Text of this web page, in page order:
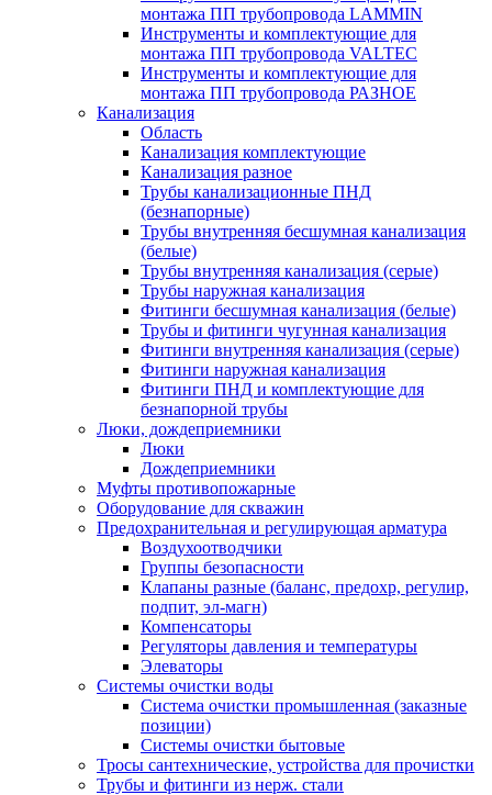
монтажа ПП трубопровода LAMMIN
Инструменты и комплектующие для
монтажа ПП трубопровода VALTEC
Инструменты и комплектующие для
монтажа ПП трубопровода РАЗНОЕ
Канализация
Область
Канализация комплектующие
Канализация разное
Трубы канализационные ПНД
(безнапорные)
Трубы внутренняя бесшумная канализация
(белые)
Трубы внутренняя канализация (серые)
Трубы наружная канализация
Фитинги бесшумная канализация (белые)
Трубы и фитинги чугунная канализация
Фитинги внутренняя канализация (серые)
Фитинги наружная канализация
Фитинги ПНД и комплектующие для
безнапорной трубы
Люки, дождеприемники
Люки
Дождеприемники
Муфты противопожарные
Оборудование для скважин
Предохранительная и регулирующая арматура
Воздухоотводчики
Группы безопасности
Клапаны разные (баланс, предохр, регулир,
подпит, эл-магн)
Компенсаторы
Регуляторы давления и температуры
Элеваторы
Системы очистки воды
Система очистки промышленная (заказные
позиции)
Системы очистки бытовые
Тросы сантехнические, устройства для прочистки
Трубы и фитинги из нерж. стали